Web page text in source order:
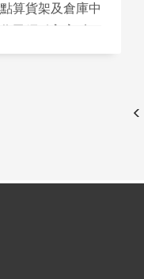
算貨架及倉庫中
國零售企業都已